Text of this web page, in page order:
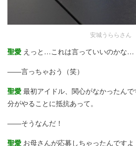
安城うららさん
聖愛 えっと…これは言っていいのかな…
――言っちゃおう（笑）
聖愛 最初アイドル、関心がなかったん
分がやることに抵抗あって。
――そうなんだ！
聖愛 お母さんが応募しちゃったんです